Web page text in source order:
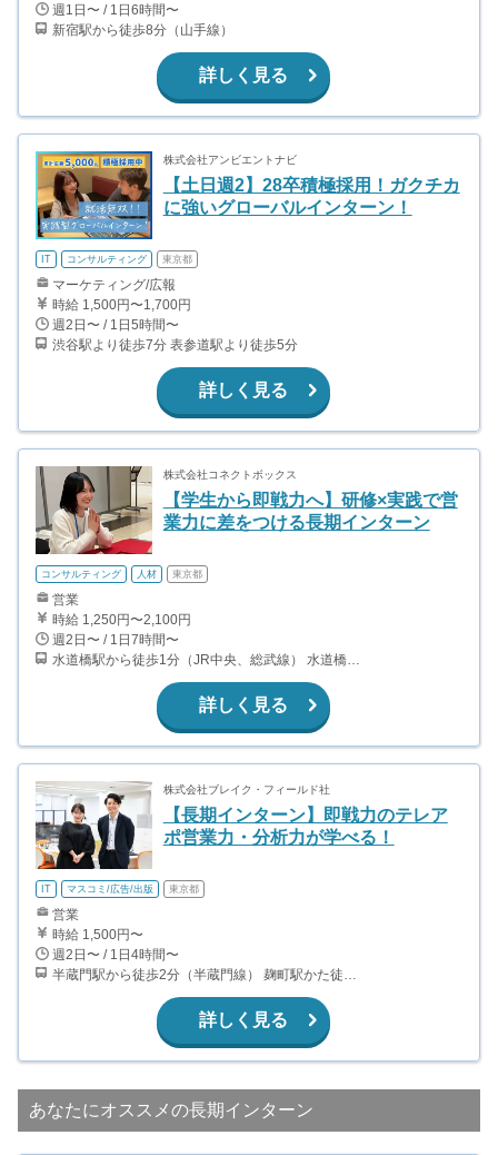
週1日〜 / 1日6時間〜
新宿駅から徒歩8分（山手線）
詳しく見る
株式会社アンビエントナビ
【土日週2】28卒積極採用！ガクチカ
に強いグローバルインターン！
IT コンサルティング 東京都
マーケティング/広報
時給 1,500円〜1,700円
週2日〜 / 1日5時間〜
渋谷駅より徒歩7分 表参道駅より徒歩5分
詳しく見る
株式会社コネクトボックス
【学生から即戦力へ】研修×実践で営
業力に差をつける長期インターン
コンサルティング 人材 東京都
営業
時給 1,250円〜2,100円
週2日〜 / 1日7時間〜
水道橋駅から徒歩1分（JR中央、総武線） 水道橋駅から徒歩6分（都営三田線）
詳しく見る
株式会社ブレイク・フィールド社
【長期インターン】即戦力のテレア
ポ営業力・分析力が学べる！
IT マスコミ/広告/出版 東京都
営業
時給 1,500円〜
週2日〜 / 1日4時間〜
詳しく見る
あなたにオススメの長期インターン